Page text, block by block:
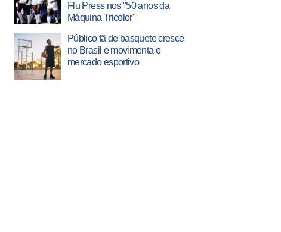
Flu Press nos "50 anos da
Máquina Tricolor"
Público fã de basquete cresce
no Brasil e movimenta o
mercado esportivo